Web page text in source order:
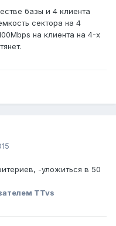
базы и 4 клиента
сектора на 4
на клиента на 4-х
-уложиться в 50
TTvs